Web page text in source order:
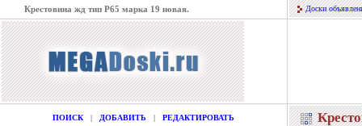
Крестовина жд тип Р65 марка 19 новая. Доски
ПОИСК | ДОБАВИТЬ | РЕДАКТИРОВАТЬ